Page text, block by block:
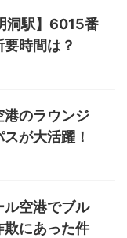
洞駅】6015番
時間は？
港のラウンジ
が大活躍！
ル空港でブル
欺にあった件